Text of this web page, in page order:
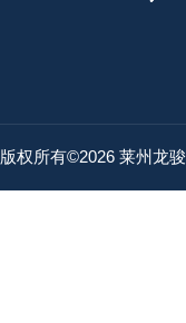
版权所有©2026 莱州龙